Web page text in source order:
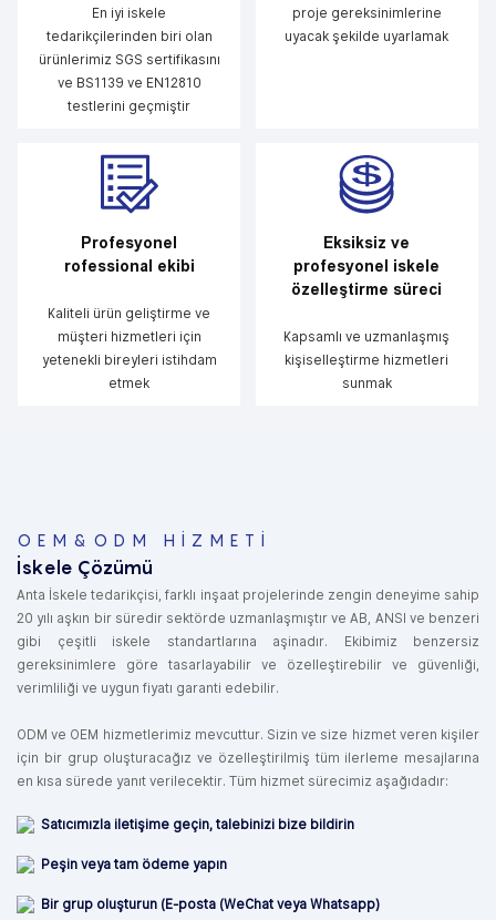
En iyi iskele
tedarikçilerinden biri olan
ürünlerimiz SGS sertifikasını
ve BS1139 ve EN12810
testlerini geçmiştir
proje gereksinimlerine
uyacak şekilde uyarlamak
Profesyonel
rofessional ekibi
Kaliteli ürün geliştirme ve
müşteri hizmetleri için
yetenekli bireyleri istihdam
etmek
Eksiksiz ve
profesyonel iskele
özelleştirme süreci
Kapsamlı ve uzmanlaşmış
kişiselleştirme hizmetleri
sunmak
OEM&ODM HIZMETI
İskele Çözümü
Anta İskele tedarikçisi, farklı inşaat projelerinde zengin deneyime sahip
20 yılı aşkın bir süredir sektörde uzmanlaşmıştır ve AB, ANSI ve benzeri
gibi çeşitli iskele standartlarına aşinadır. Ekibimiz benzersiz
gereksinimlere göre tasarlayabilir ve özelleştirebilir ve güvenliği,
verimliliği ve uygun fiyatı garanti edebilir.
ODM ve OEM hizmetlerimiz mevcuttur. Sizin ve size hizmet veren kişiler
için bir grup oluşturacağız ve özelleştirilmiş tüm ilerleme mesajlarına
en kısa sürede yanıt verilecektir. Tüm hizmet sürecimiz aşağıdadır:
Satıcımızla iletişime geçin, talebinizi bize bildirin
Peşin veya tam ödeme yapın
Bir grup oluşturun (E-posta (WeChat veya Whatsapp)